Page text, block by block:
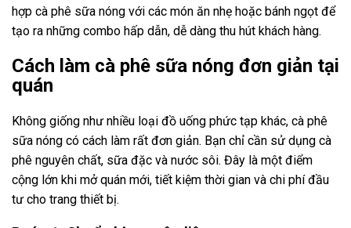
hợp cà phê sữa nóng với các món ăn nhẹ hoặc bánh ngọt để
tạo ra những combo hấp dẫn, dễ dàng thu hút khách hàng.
Cách làm cà phê sữa nóng đơn giản tại
quán
Không giống như nhiều loại đồ uống phức tạp khác, cà phê
sữa nóng có cách làm rất đơn giản. Bạn chỉ cần sử dụng cà
phê nguyên chất, sữa đặc và nước sôi. Đây là một điểm
cộng lớn khi mở quán mới, tiết kiệm thời gian và chi phí đầu
tư cho trang thiết bị.